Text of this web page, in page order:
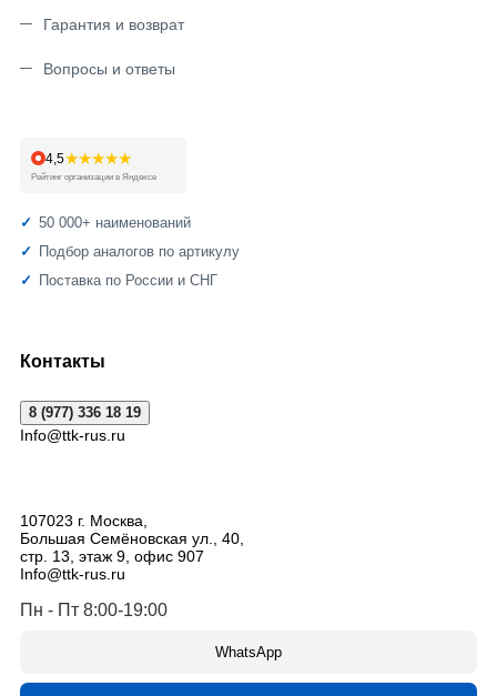
Гарантия и возврат
Вопросы и ответы
4,5★★★★★
Рейтинг организации в Яндексе
50 000+ наименований
Подбор аналогов по артикулу
Поставка по России и СНГ
Контакты
8 (977) 336 18 19
Info@ttk-rus.ru
107023 г. Москва,
Большая Семёновская ул., 40,
стр. 13, этаж 9, офис 907
Info@ttk-rus.ru
Пн - Пт 8:00-19:00
WhatsApp